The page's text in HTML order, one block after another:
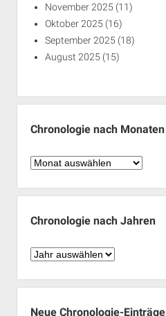
November 2025 (11)
Oktober 2025 (16)
September 2025 (18)
August 2025 (15)
Chronologie nach Monaten
Chronologie
Monaten
Chronologie nach Jahren
Chronologie
Jahren
Neue Chronologie-Einträge